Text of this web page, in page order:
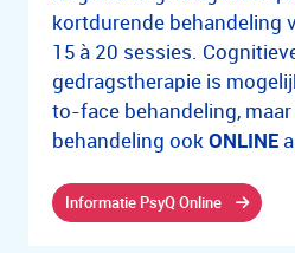
kortdurende behandeling
15 à 20 sessies.
gedragstherapie is
to-face behandeling,
behandeling ookONLINE
Informatie PsyQ Online